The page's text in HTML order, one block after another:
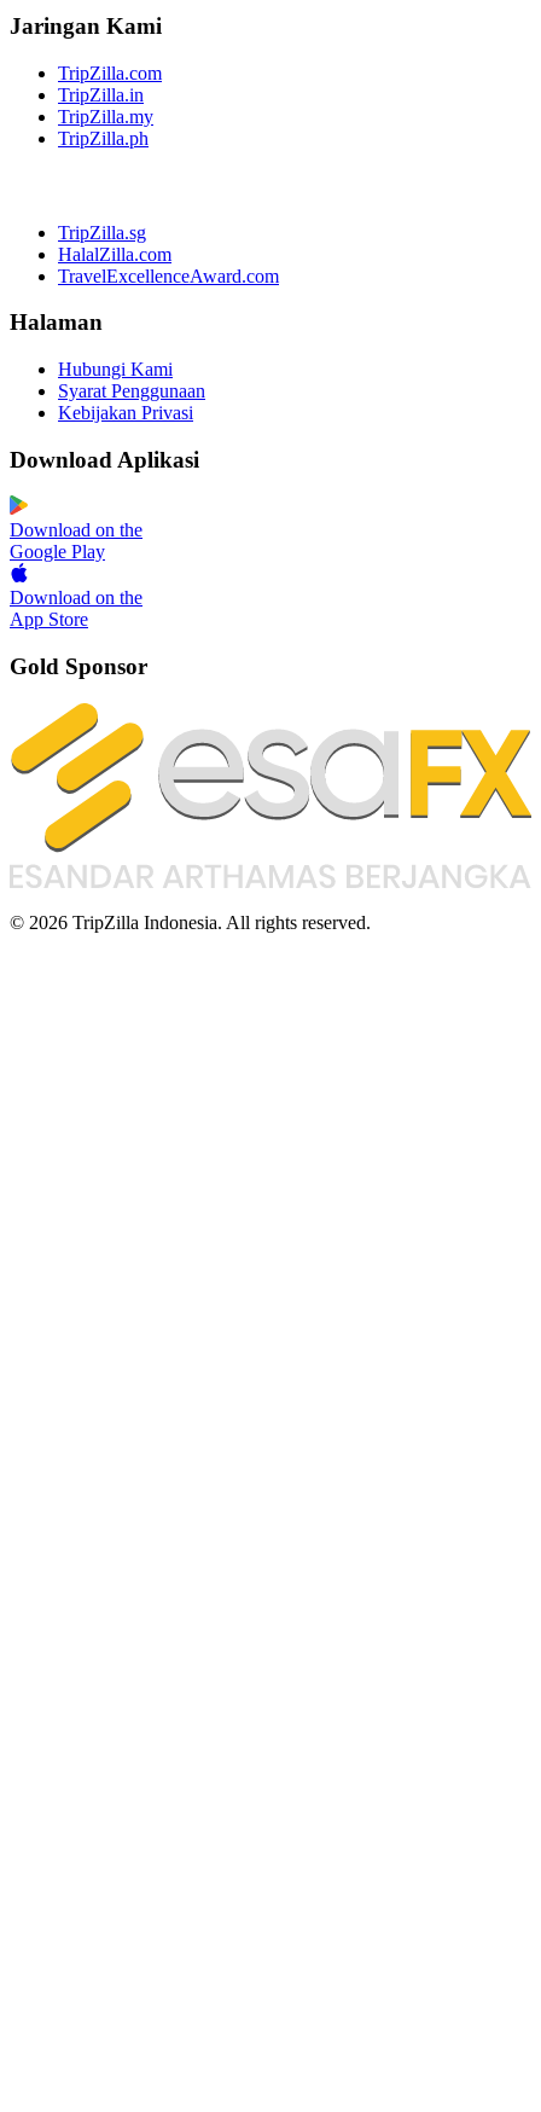
Jaringan Kami
TripZilla.com
TripZilla.in
TripZilla.my
TripZilla.ph
TripZilla.sg
HalalZilla.com
TravelExcellenceAward.com
Halaman
Hubungi Kami
Syarat Penggunaan
Kebijakan Privasi
Download Aplikasi
Download on the
Google Play
Download on the
App Store
Gold Sponsor
© 2026 TripZilla Indonesia. All rights reserved.